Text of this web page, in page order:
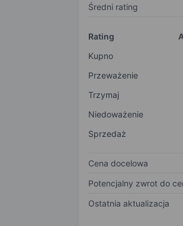
Średni rating
Rating
Kupno
Przeważenie
Trzymaj
Niedoważenie
Sprzedaż
Cena docelowa
Potencjalny zwrot do
Ostatnia aktualizacja